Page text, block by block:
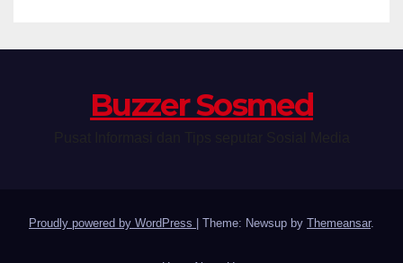
Buzzer Sosmed
Proudly powered by WordPress Theme: Newsup by Themeansar.